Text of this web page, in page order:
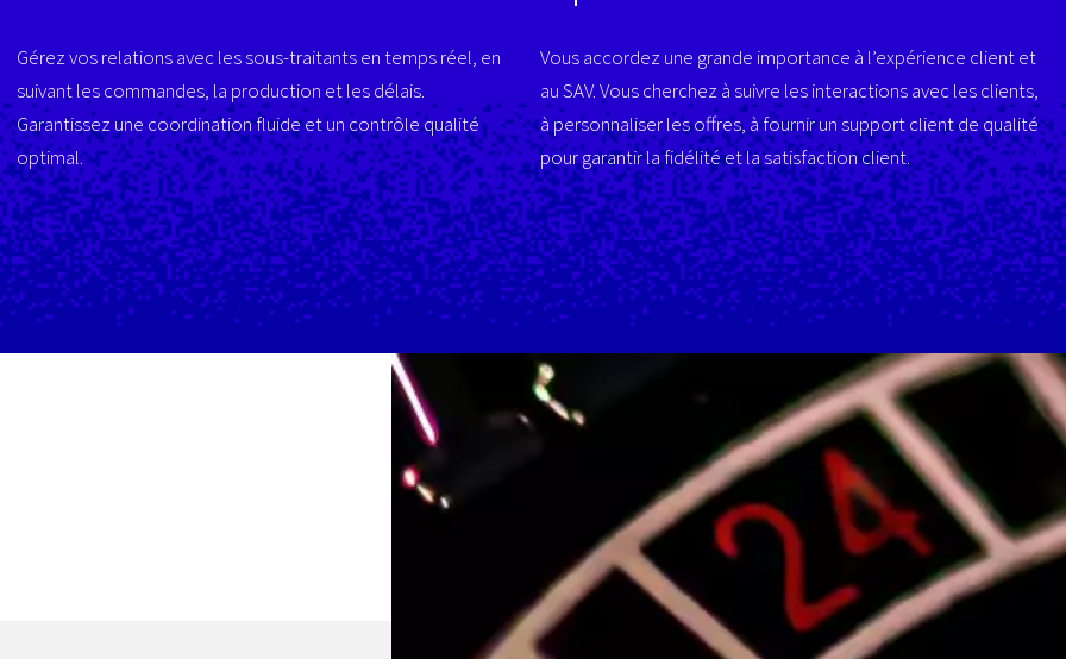
Gérez vos relations avec les sous-traitants en temps réel, en
suivant les commandes, la production et les délais.
Garantissez une coordination fluide et un contrôle qualité
optimal.
Vous accordez une grande importance à l’expérience client et
au SAV. Vous cherchez à suivre les interactions avec les clients,
à personnaliser les offres, à fournir un support client de qualité
pour garantir la fidélité et la satisfaction client.